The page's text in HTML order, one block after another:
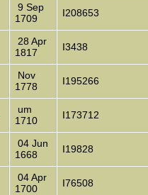
9 Sep
1709
I208653
28 Apr
1817
I3438
Nov
1778
I195266
um
1710
I173712
04 Jun
1668
I19828
04 Apr
1700
I76508